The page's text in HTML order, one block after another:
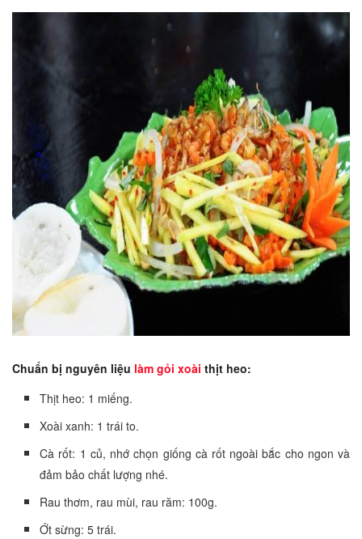
Chuẩn bị nguyên liệu làm gỏi xoài thịt heo:
Thịt heo: 1 miếng.
Xoài xanh: 1 trái to.
Cà rốt: 1 củ, nhớ chọn giống cà rốt ngoài bắc cho ngon và
đảm bảo chất lượng nhé.
Rau thơm, rau mùi, rau răm: 100g.
Ớt sừng: 5 trái.